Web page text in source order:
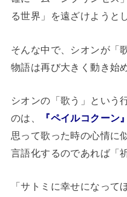
る世界」を遠ざけようと
そんな中で、シオンが「
物語は再び大きく動き始
シオンの「歌う」という
のは、
『ペイルコクーン』
思って歌った時の心情に
言語化するのであれば「
「サトミに幸せになって